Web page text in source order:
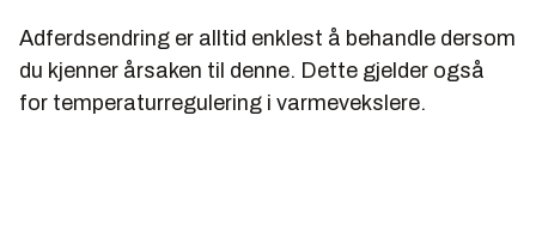
Adferdsendring er alltid enklest å behandle dersom
du kjenner årsaken til denne. Dette gjelder også
for temperaturregulering i varmevekslere.